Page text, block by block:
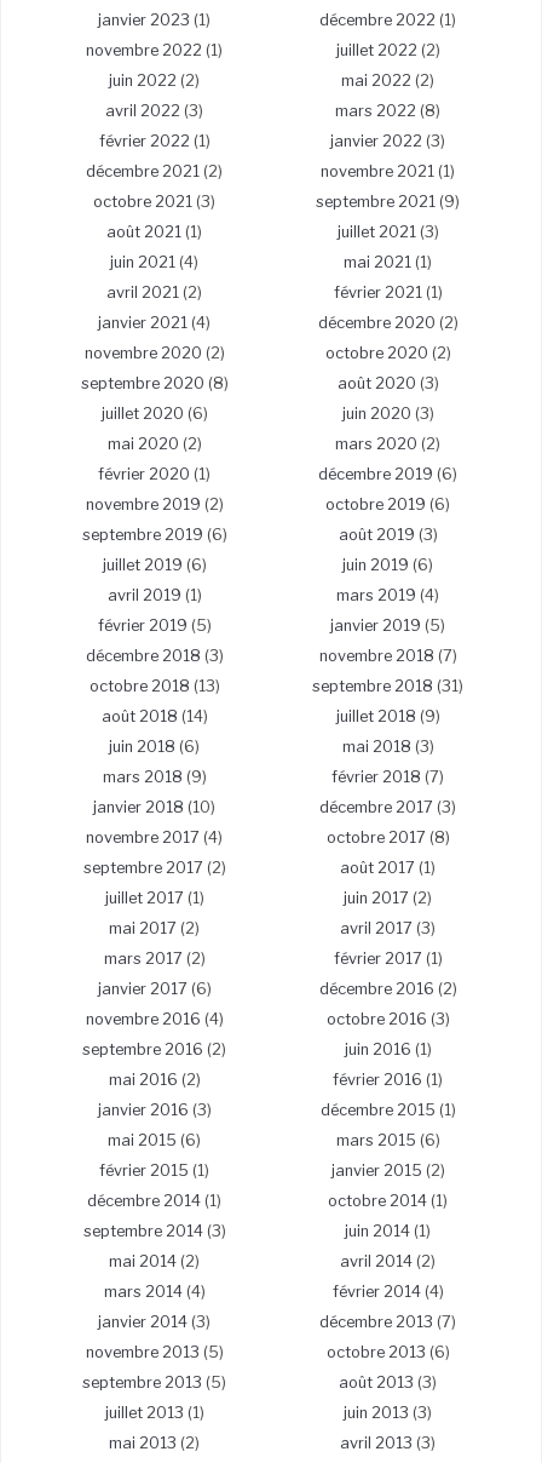
janvier 2023 (1) décembre 2022 (1)
novembre 2022 (1) juillet 2022 (2)
juin 2022 (2) mai 2022 (2)
avril 2022 (3) mars 2022 (8)
février 2022 (1) janvier 2022 (3)
décembre 2021 (2) novembre 2021 (1)
octobre 2021 (3) septembre 2021 (9)
août 2021 (1) juillet 2021(3)
juin 2021 (4) mai 2021 (1)
avril 2021 (2) février 2021(1)
janvier 2021 (4) décembre 2020 (2)
novembre 2020 (2) octobre 2020 (2)
septembre 2020 (8) août 2020 (3)
juillet 2020 (6) juin 2020 (3)
mai 2020 (2) mars 2020 (2)
février 2020 (1) décembre 2019 (6)
novembre 2019 (2) octobre 2019 (6)
septembre 2019 (6) août 2019 (3)
juillet 2019 (6) juin 2019 (6)
avril 2019 (1) mars 2019 (4)
février 2019 (5) janvier 2019 (5)
décembre 2018 (3) novembre 2018 (7)
octobre 2018 (13) septembre 2018 (31)
août 2018 (14) juillet 2018 (9)
juin 2018 (6) mai 2018 (3)
mars 2018 (9) février 2018 (7)
janvier 2018 (10) décembre 2017 (3)
novembre 2017 (4) octobre 2017 (8)
septembre 2017 (2) août 2017 (1)
juillet 2017 (1) juin 2017 (2)
mai 2017 (2) avril 2017 (3)
mars 2017 (2) février 2017 (1)
janvier 2017 (6) décembre 2016 (2)
novembre 2016 (4) octobre 2016 (3)
septembre 2016 (2) juin 2016 (1)
mai 2016 (2) février 2016 (1)
janvier 2016 (3) décembre 2015 (1)
mai 2015 (6) mars 2015 (6)
février 2015 (1) janvier 2015 (2)
décembre 2014 (1) octobre 2014 (1)
septembre 2014(3) juin 2014 (1)
mai 2014 (2) avril 2014 (2)
mars 2014(4) février 2014(4)
janvier 2014 (3) décembre 2013 (7)
novembre 2013 (5) octobre 2013 (6)
septembre 2013 (5) août 2013 (3)
juillet 2013 (1) juin 2013 (3)
mai 2013 (2) avril 2013 (3)